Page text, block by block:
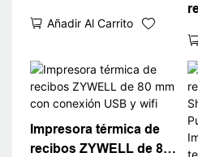
de dos colores y 80 mm
Añadir Al Carrito
Impresora térmica de
recibos ZYWELL de 80